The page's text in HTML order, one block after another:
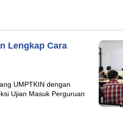
Lengkap Cara
UMPTKIN dengan
Ujian Masuk Perguruan